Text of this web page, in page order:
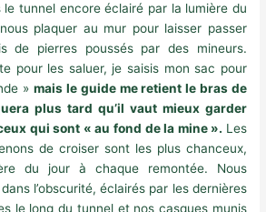
le tunnel encore éclairé par la lumière du
plaquer au mur pour laisser passer
de pierres poussés par des mineurs.
pour les saluer, je saisis mon sac pour
»mais le guide me retient le bras de
plus tard qu’il vaut mieux garder
qui sont « au fond de la mine ». Les
de croiser sont les plus chanceux,
du jour à chaque remontée. Nous
l’obscurité, éclairés par les dernières
le long du tunnel et nos casques munis